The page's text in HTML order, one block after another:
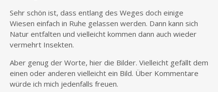
Sehr schön ist, dass entlang des Weges doch einige
Wiesen einfach in Ruhe gelassen werden. Dann kann sich
Natur entfalten und vielleicht kommen dann auch wieder
vermehrt Insekten.
Aber genug der Worte, hier die Bilder. Vielleicht gefällt dem
einen oder anderen vielleicht ein Bild. Über Kommentare
würde ich mich jedenfalls freuen.